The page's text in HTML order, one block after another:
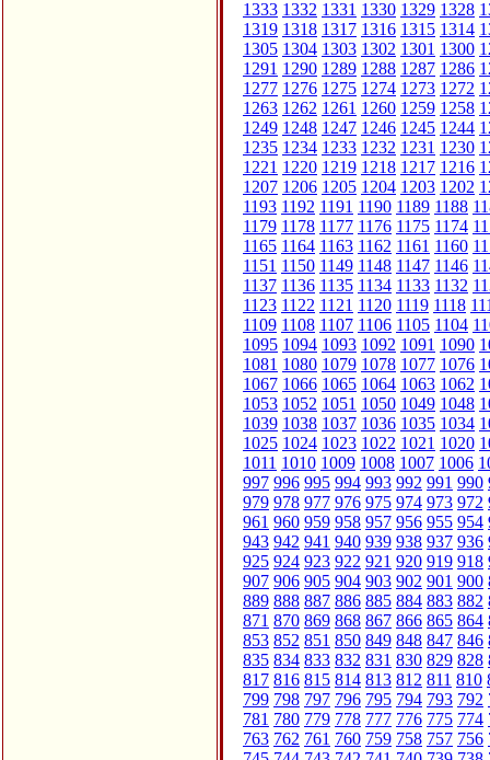
1333 1332 1331 1330 1329 1328
1319 1318 1317 1316 1315 1314
1305 1304 1303 1302 1301 1300
1291 1290 1289 1288 1287 1286
1277 1276 1275 1274 1273 1272
1263 1262 1261 1260 1259 1258
1249 1248 1247 1246 1245 1244
1235 1234 1233 1232 1231 1230
1221 1220 1219 1218 1217 1216
1207 1206 1205 1204 1203 1202
1193 1192 1191 1190 1189 1188
1179 1178 1177 1176 1175 1174
1165 1164 1163 1162 1161 1160
1151 1150 1149 1148 1147 1146
1137 1136 1135 1134 1133 1132
1123 1122 1121 1120 1119 1118
1109 1108 1107 1106 1105 1104
1095 1094 1093 1092 1091 1090
1081 1080 1079 1078 1077 1076
1067 1066 1065 1064 1063 1062
1053 1052 1051 1050 1049 1048
1039 1038 1037 1036 1035 1034
1025 1024 1023 1022 1021 1020
1011 1010 1009 1008 1007 1006
997 996 995 994 993 992 991 990
979 978 977 976 975 974 973 972
961 960 959 958 957 956 955 954
943 942 941 940 939 938 937 936
925 924 923 922 921 920 919 918
907 906 905 904 903 902 901 900
889 888 887 886 885 884 883 882
871 870 869 868 867 866 865 864
853 852 851 850 849 848 847 846
835 834 833 832 831 830 829 828
817 816 815 814 813 812 811 810
799 798 797 796 795 794 793 792
781 780 779 778 777 776 775 774
763 762 761 760 759 758 757 756